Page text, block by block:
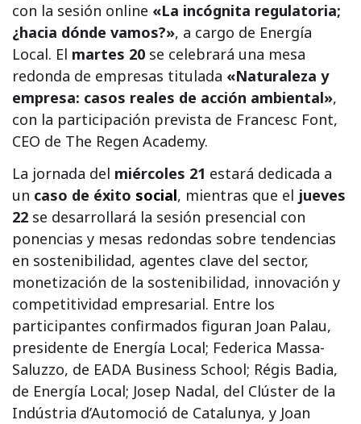
con la sesión online «La incógnita regulatoria;
¿hacia dónde vamos?», a cargo de Energía
Local. El martes 20 se celebrará una mesa
redonda de empresas titulada «Naturaleza y
empresa: casos reales de acción ambiental»,
con la participación prevista de Francesc Font,
CEO de The Regen Academy.
La jornada del miércoles 21 estará dedicada a
un caso de éxito social, mientras que el jueves
22 se desarrollará la sesión presencial con
ponencias y mesas redondas sobre tendencias
en sostenibilidad, agentes clave del sector,
monetización de la sostenibilidad, innovación y
competitividad empresarial. Entre los
participantes confirmados figuran Joan Palau,
presidente de Energía Local; Federica Massa-
Saluzzo, de EADA Business School; Régis Badia,
de Energía Local; Josep Nadal, del Clúster de la
Indústria d’Automoció de Catalunya, y Joan